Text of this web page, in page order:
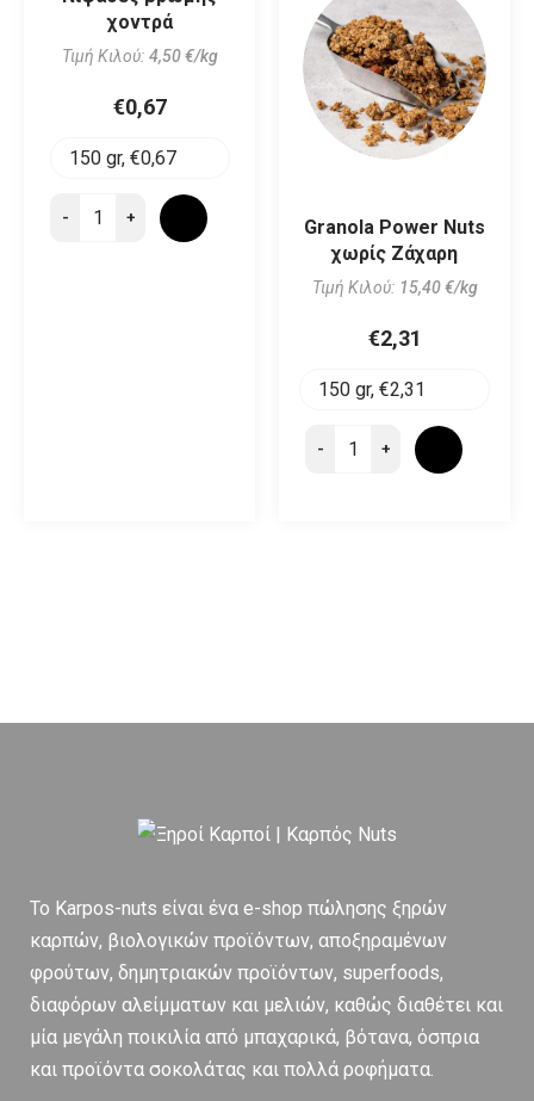
χοντρά
Τιμή Κιλού: 4,50 €/kg
€0,67
+
-
Granola Power Nuts
χωρίς Ζάχαρη
Τιμή Κιλού: 15,40 €/kg
€2,31
+
-
Μπάρα Κακάο και
Cranberries χωρίς
Τιμή Κιλού: 14,67 €/kg
€2,70
Καλαμπόκι Σπυρί
Στάρι ρυζιού
σοκολάτα
Τιμή Κιλού: 20,50 €/kg
€3,07
€2,70
+
€2,70
+
To Karpos-nuts είναι ένα e-shop πώλησης ξηρών
καρπών, βιολογικών προϊόντων, αποξηραμένων
φρούτων, δημητριακών προϊόντων, superfoods,
διαφόρων αλείμματων και μελιών, καθώς διαθέτει και
μία μεγάλη ποικιλία από μπαχαρικά, βότανα, όσπρια
και προϊόντα σοκολάτας και πολλά ροφήματα.